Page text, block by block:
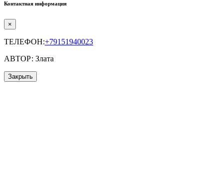
Контактная информация
×
ТЕЛЕФОН:+79151940023
АВТОР: Злата
Закрыть